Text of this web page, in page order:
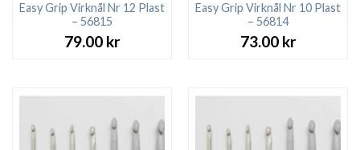
Easy Grip Virknål Nr 12 Plast
– 56815
79.00 kr
Easy Grip Virknål Nr 10 Plast
– 56814
73.00 kr